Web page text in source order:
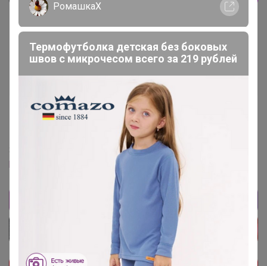
Пилюлька
7 июня, 2026 18:14
Здравствуйте! Добавьте
РомашкаХ
Термофутболка детская без боковых
швов с микрочесом всего за 219 рублей